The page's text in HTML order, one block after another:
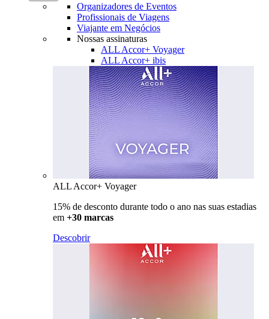
Organizadores de Eventos
Profissionais de Viagens
Viajante em Negócios
Nossas assinaturas
ALL Accor+ Voyager
ALL Accor+ ibis
ALL Accor+ Voyager
15% de desconto durante todo o ano nas suas estadias
em +30 marcas
Descobrir